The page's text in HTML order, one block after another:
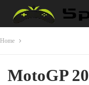
Home
MotoGP 20